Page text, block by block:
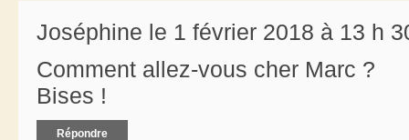
Joséphine le 1 février 2018 à 13 h
Comment allez-vous cher Marc ?
Bises !
Répondre